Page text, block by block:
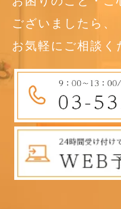
ございましたら、
お気軽にご相談く